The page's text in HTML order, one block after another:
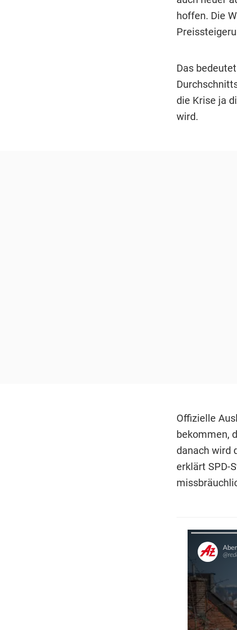
hoffen. Die
Das
die Krise ja
wird.
Offizielle
bekommen,
danach wird
erklärt SPD-